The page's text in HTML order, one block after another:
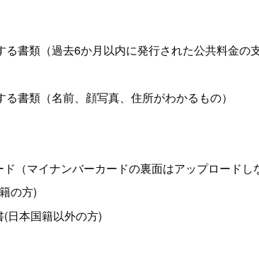
書類（過去6か月以内に発行された公共料金の
書類（名前、顔写真、住所がわかるもの）
（マイナンバーカードの裏面はアップロードし
の方)
日本国籍以外の方)